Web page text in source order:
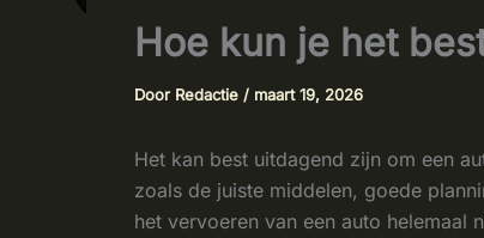
Hoe kun je het
Door Redactie / maart 19, 2026
Het kan best uitdagend zijn om een
zoals de juiste middelen, goede
het vervoeren van een auto